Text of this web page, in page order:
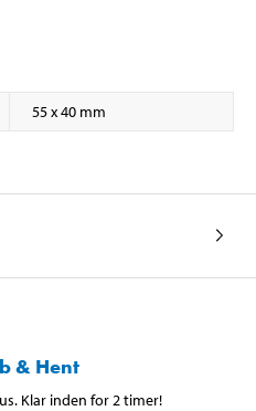
55 x 40 mm
& Hent
Klar inden for 2 timer!